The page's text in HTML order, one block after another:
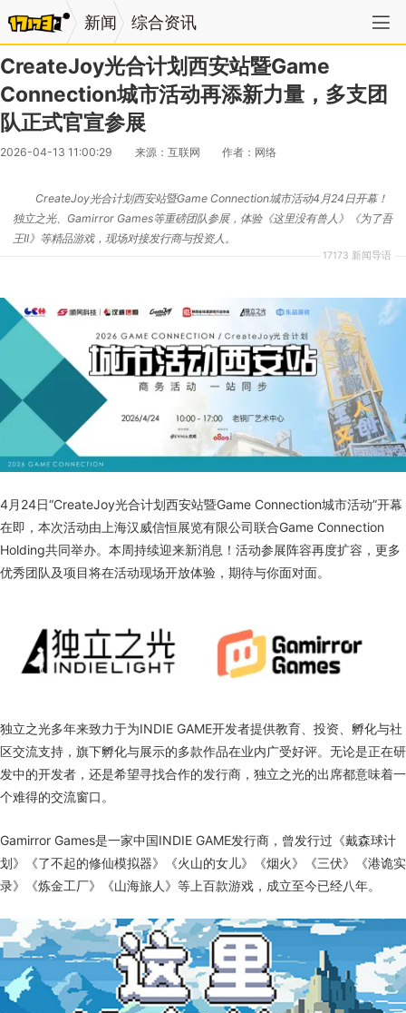
新闻 综合资讯
CreateJoy光合计划西安站暨Game
Connection城市活动再添新力量，多支团
队正式官宣参展
2026-04-13 11:00:29 来源：互联网 作者：网络
17173 新闻导语
CreateJoy光合计划西安站暨Game Connection城市活动4月24日开幕！
独立之光、Gamirror Games等重磅团队参展，体验《这里没有兽人》《为了吾
王II》等精品游戏，现场对接发行商与投资人。
4月24日“CreateJoy光合计划西安站暨Game Connection城市活动”开幕
在即，本次活动由上海汉威信恒展览有限公司联合Game Connection
Holding共同举办。本周持续迎来新消息！活动参展阵容再度扩容，更多
优秀团队及项目将在活动现场开放体验，期待与你面对面。
独立之光多年来致力于为INDIE GAME开发者提供教育、投资、孵化与社
区交流支持，旗下孵化与展示的多款作品在业内广受好评。无论是正在研
发中的开发者，还是希望寻找合作的发行商，独立之光的出席都意味着一
个难得的交流窗口。
Gamirror Games是一家中国INDIE GAME发行商，曾发行过《戴森球计
划》《了不起的修仙模拟器》《火山的女儿》《烟火》《三伏》《港诡实
录》《炼金工厂》《山海旅人》等上百款游戏，成立至今已经八年。